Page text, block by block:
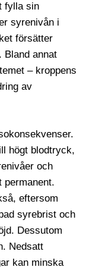
fylla sin
syrenivån i
försätter
Bland annat
– kroppens
av
högt blodtryck,
och
permanent.
eftersom
syrebrist och
Dessutom
Nedsatt
kan minska